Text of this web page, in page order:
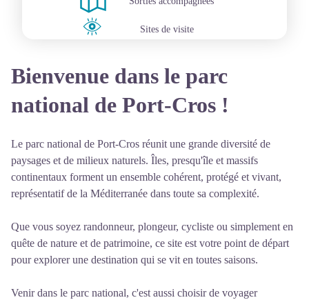
Sites de visite
Bienvenue dans le parc
national de Port-Cros !
Le parc national de Port-Cros réunit une grande diversité de
paysages et de milieux naturels. Îles, presqu'île et massifs
continentaux forment un ensemble cohérent, protégé et vivant,
représentatif de la Méditerranée dans toute sa complexité.
Que vous soyez randonneur, plongeur, cycliste ou simplement en
quête de nature et de patrimoine, ce site est votre point de départ
pour explorer une destination qui se vit en toutes saisons.
Venir dans le parc national, c'est aussi choisir de voyager